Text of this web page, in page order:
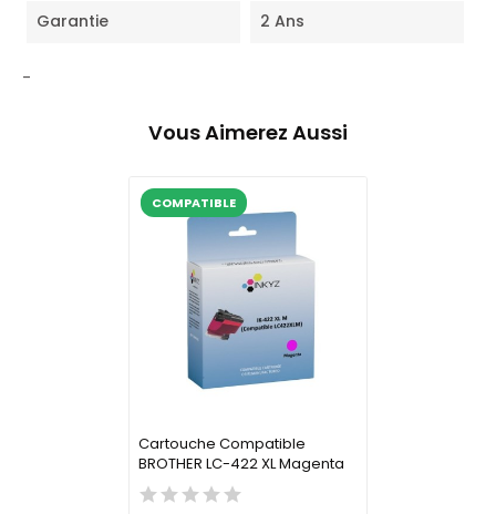
Garantie 2 Ans
-
Vous Aimerez Aussi
COMPATIBLE
Cartouche Compatible
BROTHER LC-422 XL Magenta